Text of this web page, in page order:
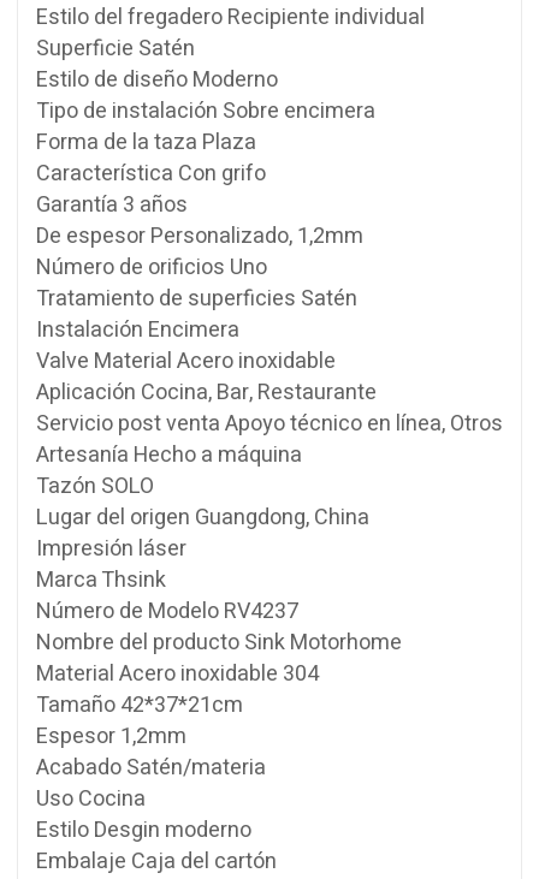
Estilo del fregadero Recipiente individual
Superficie Satén
Estilo de diseño Moderno
Tipo de instalación Sobre encimera
Forma de la taza Plaza
Característica Con grifo
Garantía 3 años
De espesor Personalizado, 1,2mm
Número de orificios Uno
Tratamiento de superficies Satén
Instalación Encimera
Valve Material Acero inoxidable
Aplicación Cocina, Bar, Restaurante
Servicio post venta Apoyo técnico en línea, Otros
Artesanía Hecho a máquina
Tazón SOLO
Lugar del origen Guangdong, China
Impresión láser
Marca Thsink
Número de Modelo RV4237
Nombre del producto Sink Motorhome
Material Acero inoxidable 304
Tamaño 42*37*21cm
Espesor 1,2mm
Acabado Satén/materia
Uso Cocina
Estilo Desgin moderno
Embalaje Caja del cartón